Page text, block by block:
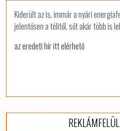
Kiderült az is, immár a nyári
jelentősen a télitől, sőt akár több is
az eredeti hír itt elérhető